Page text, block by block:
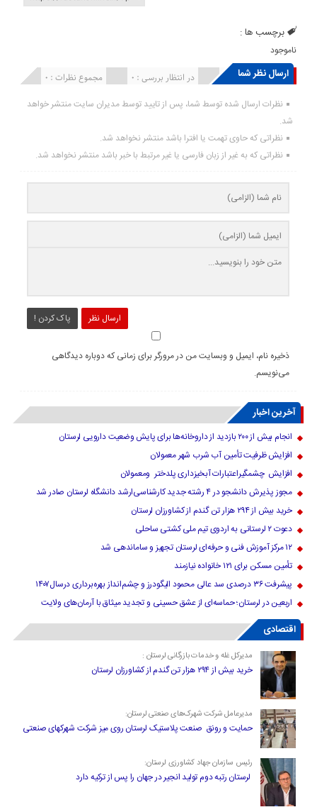
برچسب ها :
ناموجود
ارسال نظر شما مجموع نظرات : 0 در انتظار بررسی : 0 انتشار یافته : ۰
نظرات ارسال شده توسط شما، پس از تایید توسط مدیران سایت منتشر خواهد
شد.
نظراتی که حاوی تهمت یا افترا باشد منتشر نخواهد شد.
نظراتی که به غیر از زبان فارسی یا غیر مرتبط با خبر باشد منتشر نخواهد شد.
ارسال نظر پاک کردن !
ذخیره نام، ایمیل و وبسایت من در مرورگر برای زمانی که دوباره دیدگاهی
می‌نویسم.
آخرین اخبار
انجام بیش از ۲۰۰ بازدید از داروخانه‌ها برای پایش وضعیت دارویی لرستان
افزایش ظرفیت تأمین آب شرب شهر معمولان
افزایش چشمگیراعتبارات آبخیزداری پلدختر ومعمولان
مجوز پذیرش دانشجو در ۴ رشته جدید کارشناسی‌ارشد دانشگاه لرستان صادر شد
خرید بیش از ۲۹۴ هزار تن گندم از کشاورزان لرستان
دعوت ۲ لرستانی به اردوی تیم ملی کشتی ساحلی
۱۲ مرکز آموزش فنی و حرفه‌ای لرستان تجهیز و ساماندهی شد
تأمین مسکن برای ۱۲۱ خانواده نیازمند
پیشرفت ۳۶ درصدی سد عالی محمود الیگودرز و چشم‌انداز بهره‌برداری درسال۱۴۰۷
اربعین در لرستان؛ حماسه‌ای از عشق حسینی و تجدید میثاق با آرمان‌های ولایت
اقتصادی
مدیرکل غله و خدمات بازرگانی لرستان :
خرید بیش از ۲۹۴ هزار تن گندم از کشاورزان لرستان
مدیرعامل شرکت شهرک‌های صنعتی لرستان:
حمایت و رونق صنعت پلاستیک لرستان روی میز شرکت شهرکهای صنعتی
رئیس سازمان جهاد کشاورزی لرستان:
لرستان رتبه دوم تولید انجیر در جهان را پس از ترکیه دارد